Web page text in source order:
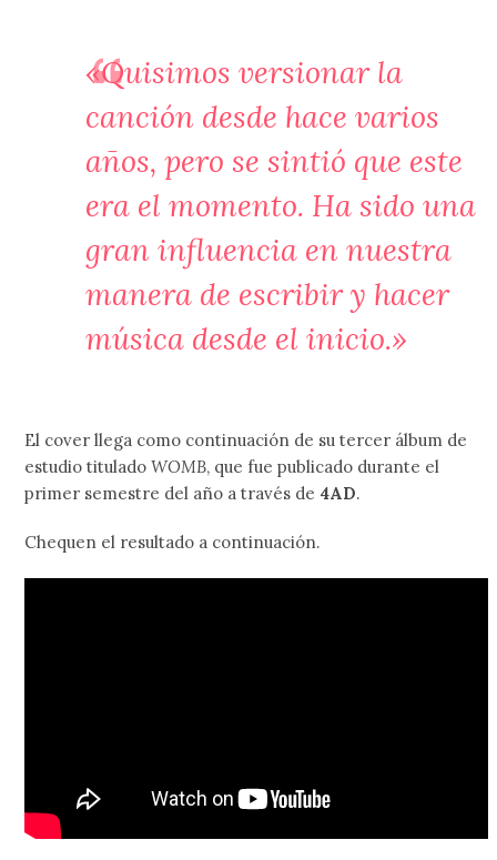
«Quisimos versionar la
canción desde hace varios
años, pero se sintió que este
era el momento. Ha sido una
gran influencia en nuestra
manera de escribir y hacer
música desde el inicio.»
El cover llega como continuación de su tercer álbum de
estudio tituladoWOMB, que fue publicado durante el
primer semestre del año a través de 4AD.
Chequen el resultado a continuación.